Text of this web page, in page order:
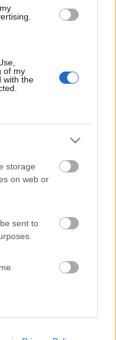
of my
with the
storage
on web or
sent to
storage
non sbaglio le AA più
Bosa a una 40ina di km.
l'apertura? cri